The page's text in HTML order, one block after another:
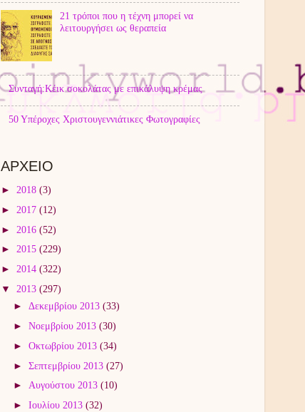
21 τρόποι που η τέχνη μπορεί να
λειτουργήσει ως θεραπεία
Συνταγή:Κέικ σοκολάτας με επικάλυψη κρέμας
50 Υπέροχες Χριστουγεννιάτικες Φωτογραφίες
ΑΡΧΕΙΟ
► 2018 (3)
► 2017 (12)
► 2016 (52)
► 2015 (229)
► 2014 (322)
▼ 2013 (297)
►Δεκεμβρίου 2013(33)
►Νοεμβρίου 2013(30)
►Οκτωβρίου 2013(34)
►Σεπτεμβρίου 2013(27)
►Αυγούστου 2013(10)
►Ιουλίου 2013(32)